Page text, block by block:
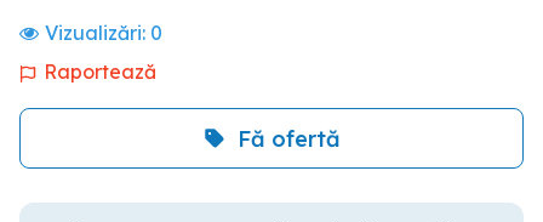
Vizualizări: 0
Raportează
Fă ofertă